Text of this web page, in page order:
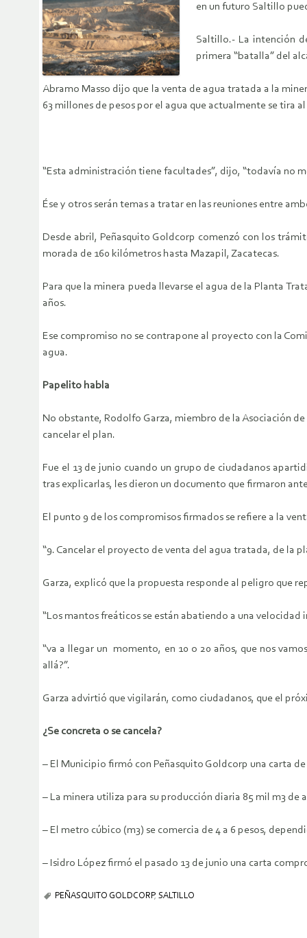
en un futuro Saltillo
Saltillo.- La intención
primera “batalla” del
Abramo Masso dijo que la venta de agua tratada a la
63 millones de pesos por el agua que actualmente se tira
“Esta administración tiene facultades”, dijo, “todavía no
Ése y otros serán temas a tratar en las reuniones entre
Desde abril, Peñasquito Goldcorp comenzó con los
morada de 160 kilómetros hasta Mazapil, Zacatecas.
Para que la minera pueda llevarse el agua de la Planta
años.
Ese compromiso no se contrapone al proyecto con la
agua.
Papelito habla
No obstante, Rodolfo Garza, miembro de la Asociación
cancelar el plan.
Fue el 13 de junio cuando un grupo de ciudadanos
tras explicarlas, les dieron un documento que firmaron
El punto 9 de los compromisos firmados se refiere a la
“9. Cancelar el proyecto de venta del agua tratada, de la
Garza, explicó que la propuesta responde al peligro que
“Los mantos freáticos se están abatiendo a una velocidad
“va a llegar un momento, en 10 o 20 años, que nos
allá?”.
Garza advirtió que vigilarán, como ciudadanos, que el
¿Se concreta o se cancela?
– El Municipio firmó con Peñasquito Goldcorp una carta
– La minera utiliza para su producción diaria 85 mil m3 de
– El metro cúbico (m3) se comercia de 4 a 6 pesos,
– Isidro López firmó el pasado 13 de junio una carta
PEÑASQUITO GOLDCORP, SALTILLO